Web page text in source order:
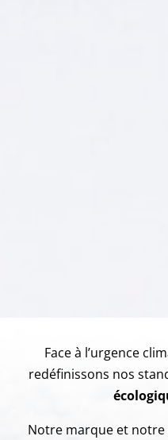
Face à l’urgence
redéfinissons nos
Notre marque et notre